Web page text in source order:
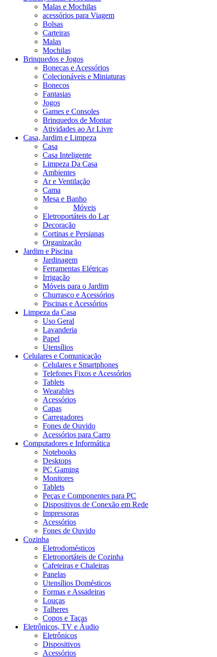
Malas e Mochilas
acessórios para Viagem
Bolsas
Carteiras
Malas
Mochilas
Brinquedos e Jogos
Bonecas e Acessórios
Colecionáveis e Miniaturas
Bonecos
Fantasias
Jogos
Games e Consoles
Brinquedos de Montar
Atividades ao Ar Livre
Casa, Jardim e Limpeza
Casa
Casa Inteligente
Limpeza Da Casa
Ambientes
Ar e Ventilação
Cama
Mesa e Banho
Móveis
Eletroportáteis do Lar
Decoração
Cortinas e Persianas
Organização
Jardim e Piscina
Jardinagem
Ferramentas Elétricas
Irrigação
Móveis para o Jardim
Churrasco e Acessórios
Piscinas e Acessórios
Limpeza da Casa
Uso Geral
Lavanderia
Papel
Utensílios
Celulares e Comunicação
Celulares e Smartphones
Telefones Fixos e Acessórios
Tablets
Wearables
Acessórios
Capas
Carregadores
Fones de Ouvido
Acessórios para Carro
Computadores e Informática
Notebooks
Desktops
PC Gaming
Monitores
Tablets
Peças e Componentes para PC
Dispositivos de Conexão em Rede
Impressoras
Acessórios
Fones de Ouvido
Cozinha
Eletrodomésticos
Eletroportáteis de Cozinha
Cafeteiras e Chaleiras
Panelas
Utensílios Domésticos
Formas e Assadeiras
Louças
Talheres
Copos e Taças
Eletrônicos, TV e Áudio
Eletrônicos
Dispositivos
Acessórios